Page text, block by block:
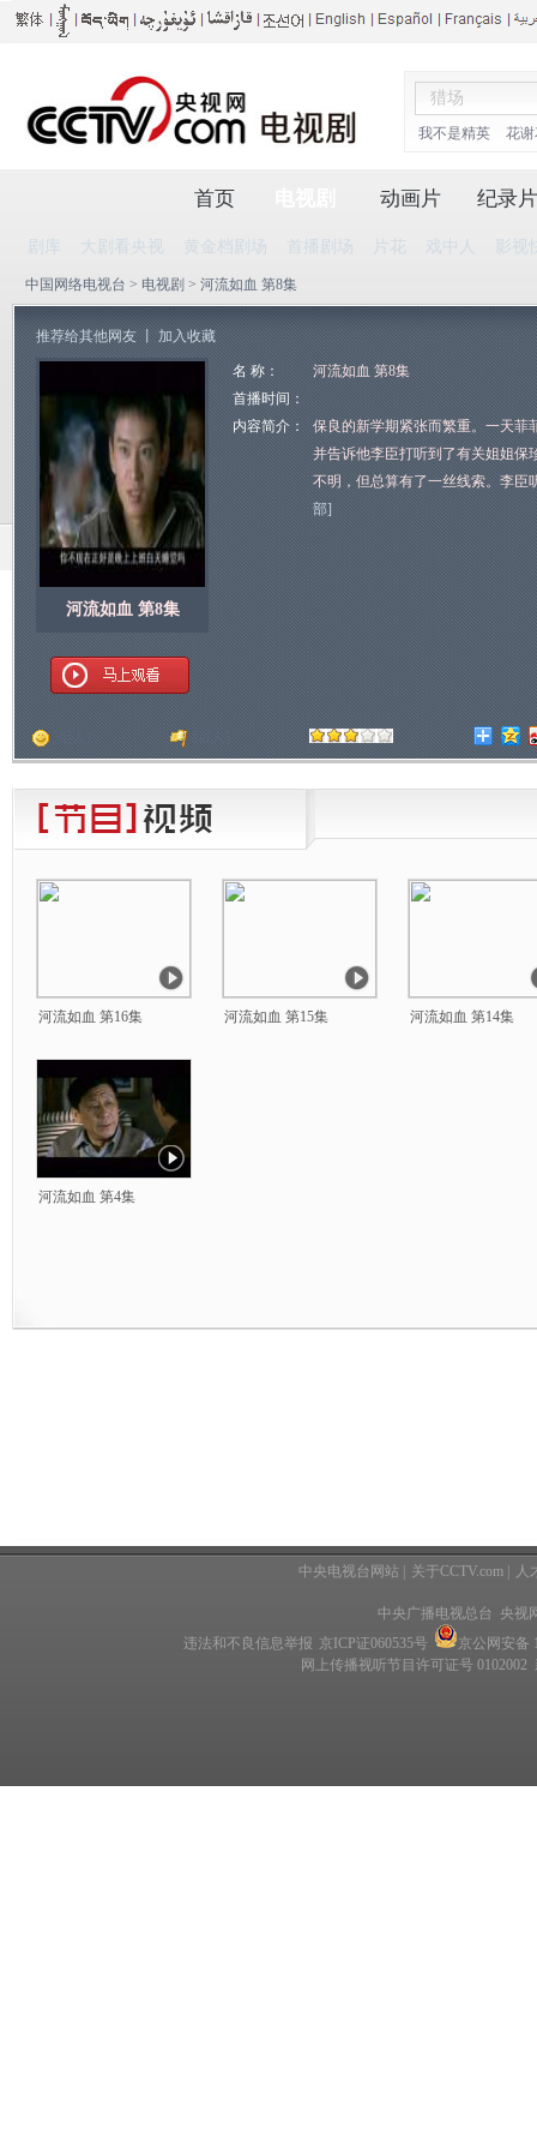
我不是精英 花
首页
剧库 大剧看央视 黄金档剧场 首播剧场 片花 戏中人 影视
动画片 纪录片
中国网络电视台 > 电视剧 > 河流如血 第8集
推荐给其他网友 加入收藏
河流如血 第8集
名 称：
河流如血 第8集
首播时间：
内容简介：
保良的新学期紧张而繁重。一天菲
并告诉他李臣打听到了有关姐姐保
不明，但总算有了一丝线索。李臣
部]
河流如血 第16集 河流如血 第15集 河流如血 第14集
河流如血 第4集
中央电视台网站 关于CCTV.com 人
中央广播电视总台 央视
违法和不良信息举报 京ICP证060535号
京公网安备
网上传播视听节目许可证号 0102002